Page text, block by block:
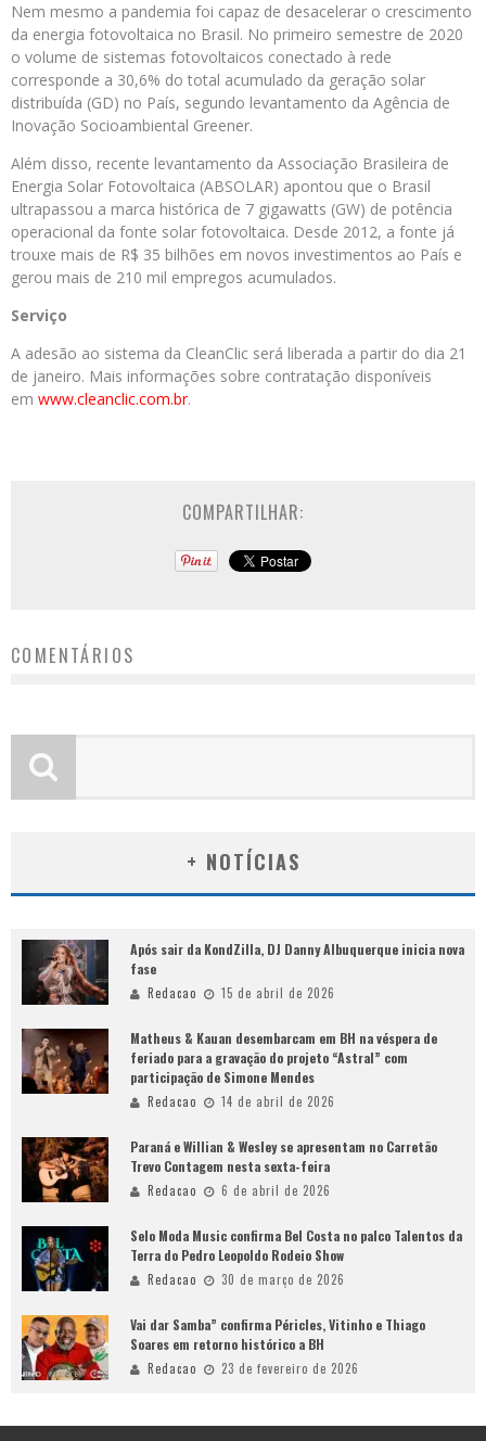
Nem mesmo a pandemia foi capaz de desacelerar o crescimento
da energia fotovoltaica no Brasil. No primeiro semestre de 2020
o volume de sistemas fotovoltaicos conectado à rede
corresponde a 30,6% do total acumulado da geração solar
distribuída (GD) no País, segundo levantamento da Agência de
Inovação Socioambiental Greener.
Além disso, recente levantamento da Associação Brasileira de
Energia Solar Fotovoltaica (ABSOLAR) apontou que o Brasil
ultrapassou a marca histórica de 7 gigawatts (GW) de potência
operacional da fonte solar fotovoltaica. Desde 2012, a fonte já
trouxe mais de R$ 35 bilhões em novos investimentos ao País e
gerou mais de 210 mil empregos acumulados.
Serviço
A adesão ao sistema da CleanClic será liberada a partir do dia 21
de janeiro. Mais informações sobre contratação disponíveis
em www.cleanclic.com.br.
COMPARTILHAR:
COMENTÁRIOS
+ NOTÍCIAS
Após sair da KondZilla, DJ Danny Albuquerque inicia nova
fase
Redacao 15 de abril de 2026
Matheus & Kauan desembarcam em BH na véspera de
feriado para a gravação do projeto “Astral” com
participação de Simone Mendes
Redacao 14 de abril de 2026
Paraná e Willian & Wesley se apresentam no Carretão
Trevo Contagem nesta sexta-feira
Redacao 6 de abril de 2026
Selo Moda Music confirma Bel Costa no palco Talentos da
Terra do Pedro Leopoldo Rodeio Show
Redacao 30 de março de 2026
Vai dar Samba” confirma Péricles, Vitinho e Thiago
Soares em retorno histórico a BH
Redacao 23 de fevereiro de 2026